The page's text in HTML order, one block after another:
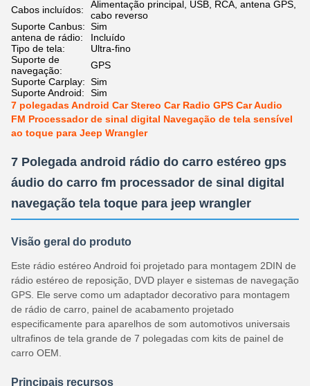
Cabos incluídos:
Alimentação principal, USB, RCA, antena GPS,
cabo reverso
Suporte Canbus: Sim
antena de rádio:
Incluído
Tipo de tela:
Ultra-fino
Suporte de
navegação:
GPS
Suporte Carplay: Sim
Suporte Android:
Sim
7 polegadas Android Car Stereo Car Radio GPS Car Audio
FM Processador de sinal digital Navegação de tela sensível
ao toque para Jeep Wrangler
7 Polegada android rádio do carro estéreo gps
áudio do carro fm processador de sinal digital
navegação tela toque para jeep wrangler
Visão geral do produto
Este rádio estéreo Android foi projetado para montagem 2DIN de
rádio estéreo de reposição, DVD player e sistemas de navegação
GPS. Ele serve como um adaptador decorativo para montagem
de rádio de carro, painel de acabamento projetado
especificamente para aparelhos de som automotivos universais
ultrafinos de tela grande de 7 polegadas com kits de painel de
carro OEM.
Principais recursos